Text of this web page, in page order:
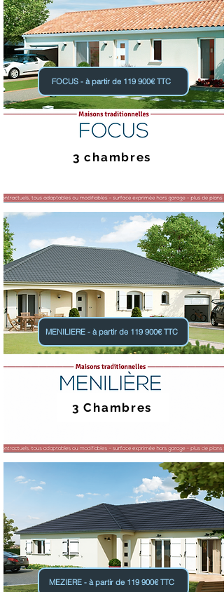
FOCUS - à partir de 119 900€ TTC
3 chambres
MENILIERE - à partir de 119 900€ TTC
3 Chambres
MEZIERE - à partir de 119 900€ TTC